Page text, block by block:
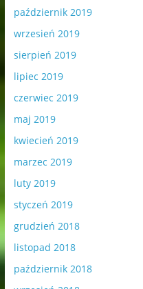
październik 2019
wrzesień 2019
sierpień 2019
lipiec 2019
czerwiec 2019
maj 2019
kwiecień 2019
marzec 2019
luty 2019
styczeń 2019
grudzień 2018
listopad 2018
październik 2018